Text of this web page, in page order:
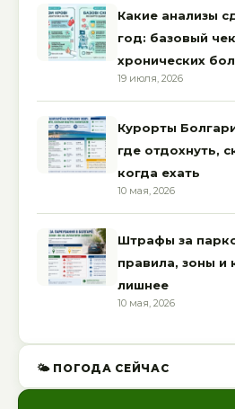
Какие анализы
год: базовый
хронических
19 июля, 2026
Курорты
где отдохнуть,
когда ехать
10 мая, 2026
Штрафы за
правила, зоны и
лишнее
10 мая, 2026
🌤 ПОГОДА СЕЙЧАС